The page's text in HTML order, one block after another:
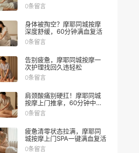
0条留言
身体被掏空？摩耶同城按摩
深度舒缓，60分钟满血复活
0条留言
告别疲惫，摩耶同城按摩一
次护理找回久违轻松
0条留言
肩颈酸痛别硬扛！摩耶同城
按摩上门推拿，60分钟中式
理疗重获轻盈
0条留言
疲惫清零状态拉满，摩耶同
城按摩上门SPA一键满血复活
0条留言